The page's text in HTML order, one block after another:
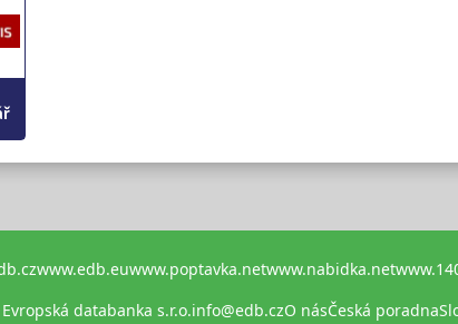
www.edb.euwww.poptavka.netwww.nabidka.net
databanka s.r.o.info@edb.czO násČeská poradna